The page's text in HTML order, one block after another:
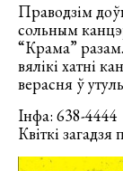
Праводзім
сольным
“Крама”
вялiкi хатнi
верасня ў
Iнфа: 638-4444
Квiткi загадзя